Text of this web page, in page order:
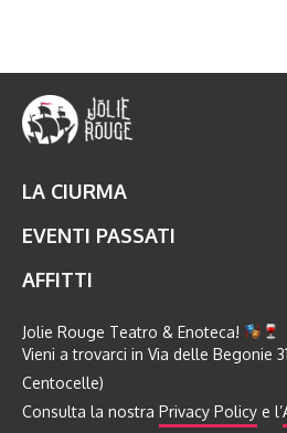
LA CIURMA
EVENTI PASSATI
AFFITTI
Jolie Rouge Teatro & Enoteca!
Vieni a trovarci in Via delle Begonie
Centocelle)
Consulta la nostra Privacy Policy e l’